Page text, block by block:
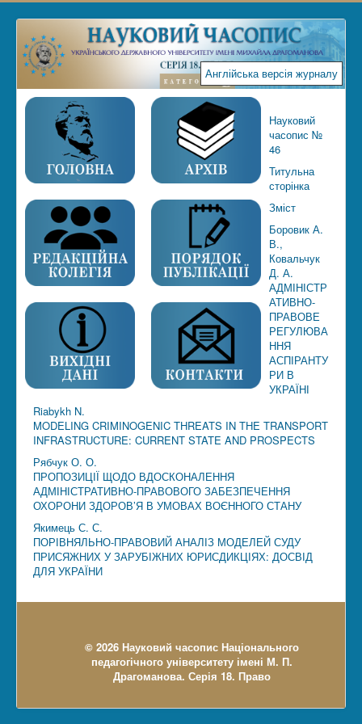
Англійська версія журналу
Науковий
часопис №
46
Титульна
сторінка
Зміст
Боровик А.
В.,
Ковальчук
Д. А.
АДМІНІСТР
АТИВНО-
ПРАВОВЕ
РЕГУЛЮВА
ННЯ
АСПІРАНТУ
РИ В
УКРАЇНІ
Riabykh N.
MODELING CRIMINOGENIC THREATS IN THE TRANSPORT
INFRASTRUCTURE: CURRENT STATE AND PROSPECTS
Рябчук О. О.
ПРОПОЗИЦІЇ ЩОДО ВДОСКОНАЛЕННЯ
АДМІНІСТРАТИВНО-ПРАВОВОГО ЗАБЕЗПЕЧЕННЯ
ОХОРОНИ ЗДОРОВ’Я В УМОВАХ ВОЄННОГО СТАНУ
Якимець С. С.
ПОРІВНЯЛЬНО-ПРАВОВИЙ АНАЛІЗ МОДЕЛЕЙ СУДУ
ПРИСЯЖНИХ У ЗАРУБІЖНИХ ЮРИСДИКЦІЯХ: ДОСВІД
ДЛЯ УКРАЇНИ
© 2026 Науковий часопис Національного
педагогічного університету імені М. П.
Драгоманова. Серія 18. Право